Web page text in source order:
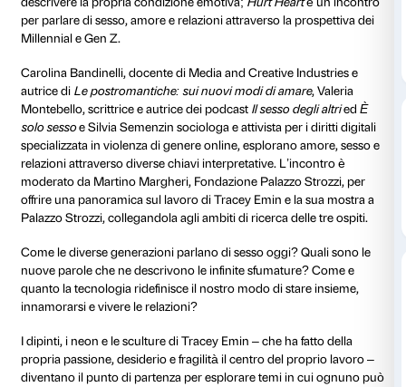
07 maggio 2025
Dalle 18.30 alle 19.30
Hurt Heartè una conversazione al The Social Hub
Belfiore 55, Firenze) dedicata ai cuori feriti, a chi è
abbandonato o semplicemente a chi ha
app di dating senza successo, a chi non trova le
descrivere la propria condizione emotiva;Hurt Heart
per parlare di sesso, amore e relazioni attraverso la
Carolina Bandinelli, docente di Media and Creative